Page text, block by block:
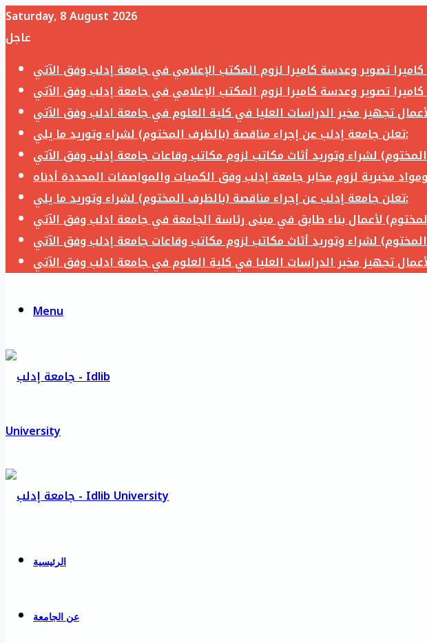
Saturday, 8 August 2026
عاجل
تعلن جامعة إدلب عن إجراء مناقصة (بالظرف المختوم) لشراء وتوريد ما يلي:
تعلن جامعة إدلب عن إجراء مناقصة (بالظرف المختوم) لشراء وتوريد ما يلي:
Menu
الرئيسية
عن الجامعة